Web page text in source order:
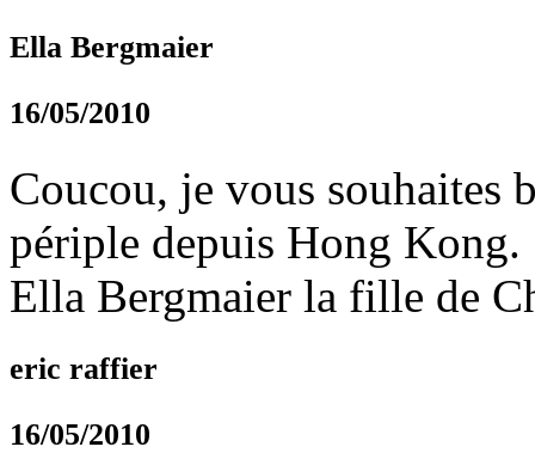
Ella Bergmaier
16/05/2010
Coucou, je vous souhaites
périple depuis Hong Kong.
Ella Bergmaier la fille de
eric raffier
16/05/2010